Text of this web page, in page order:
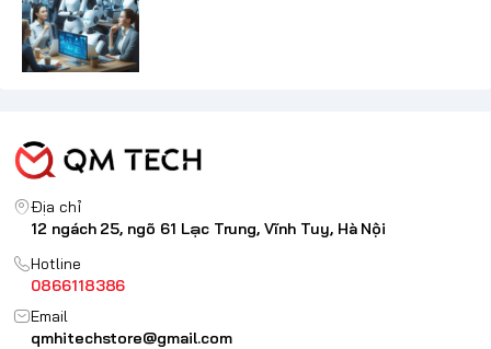
Địa chỉ
12 ngách 25, ngõ 61 Lạc Trung, Vĩnh Tuy, Hà Nội
Hotline
0866118386
Email
qmhitechstore@gmail.com